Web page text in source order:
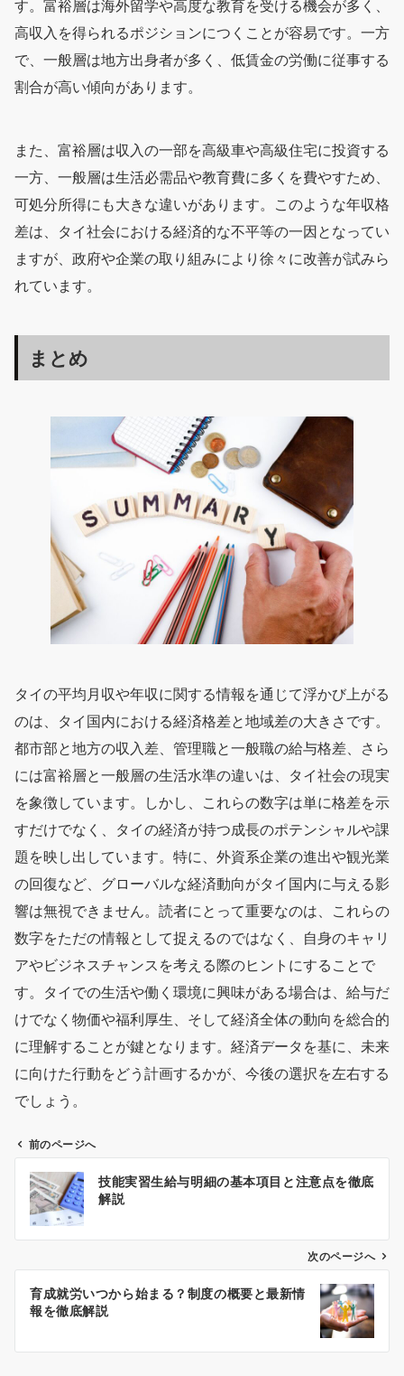
す。富裕層は海外留学や高度な教育を受ける機会が多く、
高収入を得られるポジションにつくことが容易です。一方
で、一般層は地方出身者が多く、低賃金の労働に従事する
割合が高い傾向があります。
また、富裕層は収入の一部を高級車や高級住宅に投資する
一方、一般層は生活必需品や教育費に多くを費やすため、
可処分所得にも大きな違いがあります。このような年収格
差は、タイ社会における経済的な不平等の一因となってい
ますが、政府や企業の取り組みにより徐々に改善が試みら
れています。
まとめ
タイの平均月収や年収に関する情報を通じて浮かび上がる
のは、タイ国内における経済格差と地域差の大きさです。
都市部と地方の収入差、管理職と一般職の給与格差、さら
には富裕層と一般層の生活水準の違いは、タイ社会の現実
を象徴しています。しかし、これらの数字は単に格差を示
すだけでなく、タイの経済が持つ成長のポテンシャルや課
題を映し出しています。特に、外資系企業の進出や観光業
の回復など、グローバルな経済動向がタイ国内に与える影
響は無視できません。読者にとって重要なのは、これらの
数字をただの情報として捉えるのではなく、自身のキャリ
アやビジネスチャンスを考える際のヒントにすることで
す。タイでの生活や働く環境に興味がある場合は、給与だ
けでなく物価や福利厚生、そして経済全体の動向を総合的
に理解することが鍵となります。経済データを基に、未来
に向けた行動をどう計画するかが、今後の選択を左右する
でしょう。
ビ
ン
前のページへ
技能実習生給与明細の基本項目と注意点を徹底
解説
次のページへ
育成就労いつから始まる？制度の概要と最新情
報を徹底解説